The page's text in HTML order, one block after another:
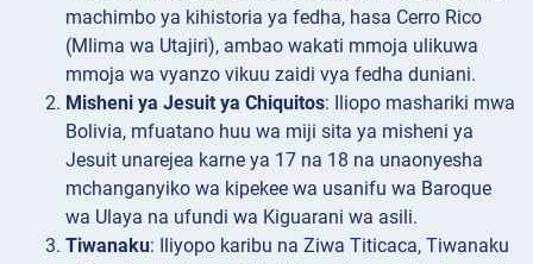
machimbo ya kihistoria ya fedha, hasa Cerro Rico
(Mlima wa Utajiri), ambao wakati mmoja ulikuwa
mmoja wa vyanzo vikuu zaidi vya fedha duniani.
Misheni ya Jesuit ya Chiquitos: Iliopo mashariki mwa
Bolivia, mfuatano huu wa miji sita ya misheni ya
Jesuit unarejea karne ya 17 na 18 na unaonyesha
mchanganyiko wa kipekee wa usanifu wa Baroque
wa Ulaya na ufundi wa Kiguarani wa asili.
Tiwanaku: Iliyopo karibu na Ziwa Titicaca, Tiwanaku